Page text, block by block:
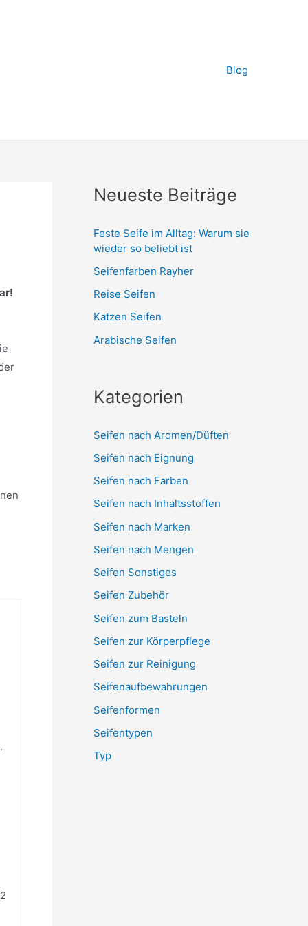
Blog
Neueste Beiträge
Feste Seife im Alltag: Warum sie
wieder so beliebt ist
Seifenfarben Rayher
Reise Seifen
Katzen Seifen
Arabische Seifen
Kategorien
Seifen nach Aromen/Düften
Seifen nach Eignung
Seifen nach Farben
Seifen nach Inhaltsstoffen
Seifen nach Marken
Seifen nach Mengen
Seifen Sonstiges
Seifen Zubehör
Seifen zum Basteln
Seifen zur Körperpflege
Seifen zur Reinigung
Seifenaufbewahrungen
Seifenformen
Seifentypen
Typ